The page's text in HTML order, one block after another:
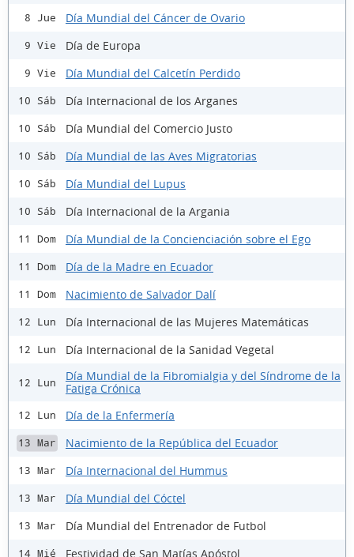
8 Jue Día Mundial del Cáncer de Ovario
9 Vie Día de Europa
9 Vie Día Mundial del Calcetín Perdido
10 Sáb Día Internacional de los Arganes
10 Sáb Día Mundial del Comercio Justo
10 Sáb Día Mundial de las Aves Migratorias
10 Sáb Día Mundial del Lupus
10 Sáb Día Internacional de la Argania
11 Dom Día Mundial de la Concienciación sobre el Ego
11 Dom Día de la Madre en Ecuador
11 Dom Nacimiento de Salvador Dalí
12 Lun Día Internacional de las Mujeres Matemáticas
12 Lun Día Internacional de la Sanidad Vegetal
12 Lun
Día Mundial de la Fibromialgia y del Síndrome de la
Fatiga Crónica
12 Lun Día de la Enfermería
13 Mar Nacimiento de la República del Ecuador
13 Mar Día Internacional del Hummus
13 Mar Día Mundial del Cóctel
13 Mar Día Mundial del Entrenador de Futbol
14 Mié Festividad de San Matías Apóstol